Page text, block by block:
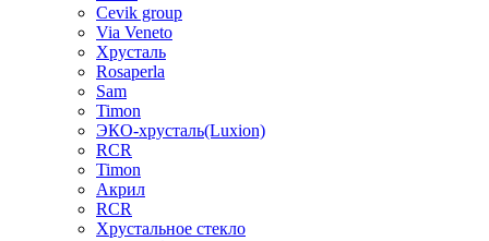
Cevik group
Via Veneto
Хрусталь
Rosaperla
Sam
Timon
ЭКО-хрусталь(Luxion)
RCR
Timon
Акрил
RCR
Хрустальное стекло